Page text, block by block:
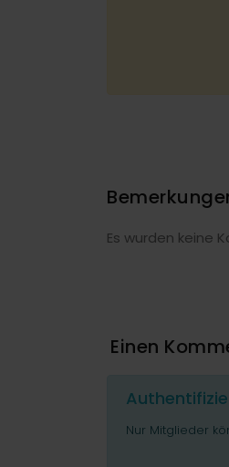
Es wurden keine
Einen
Nur Mitglieder